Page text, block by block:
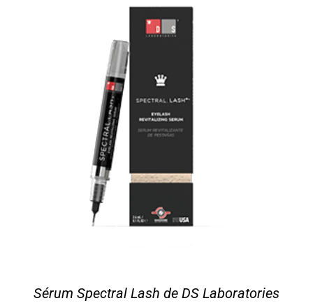
Sérum Spectral Lash de DS Laboratories